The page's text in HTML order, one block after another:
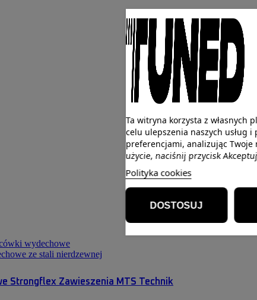
wydechowe
ze stali nierdzewnej
Strongflex Zawieszenia MTS Technik
Ta witryna korzysta z własnych
celu ulepszenia naszych usług i
preferencjami, analizując Twoje
użycie, naciśnij przycisk
Polityka cookies
DOSTOSUJ